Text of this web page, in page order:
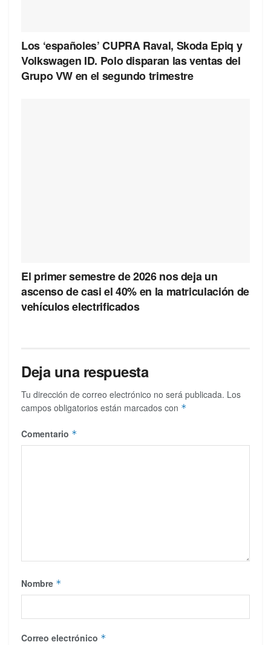
Los ‘españoles’ CUPRA Raval, Skoda Epiq y
Volkswagen ID. Polo disparan las ventas del
Grupo VW en el segundo trimestre
El primer semestre de 2026 nos deja un
ascenso de casi el 40% en la matriculación de
vehículos electrificados
Deja una respuesta
Tu dirección de correo electrónico no será publicada. Los
campos obligatorios están marcados con *
Comentario *
Nombre *
Correo electrónico *